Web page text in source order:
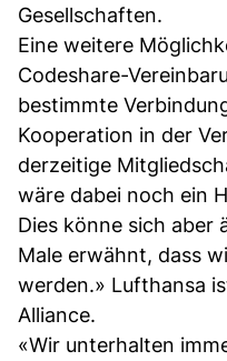
Gesellschaften.
Eine weitere
Codeshare-
bestimmte
Kooperation in der
derzeitige
wäre dabei noch ein
Dies könne sich aber
Male erwähnt, dass
werden.» Lufthansa
Alliance.
«Wir unterhalten